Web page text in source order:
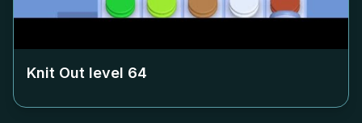
Knit Out level 64